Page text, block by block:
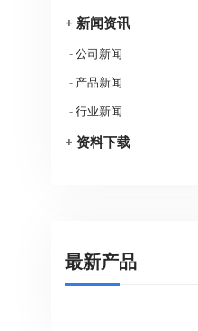
+ 新闻资讯
-公司新闻
- 产品新闻
-行业新闻
+ 资料下载
最新产品